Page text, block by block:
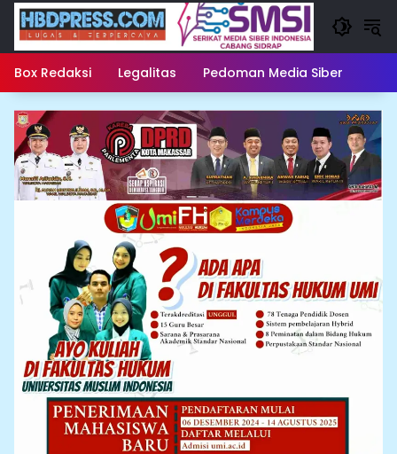
Langsung
konten
Box Redaksi Legalitas Pedoman Media Siber